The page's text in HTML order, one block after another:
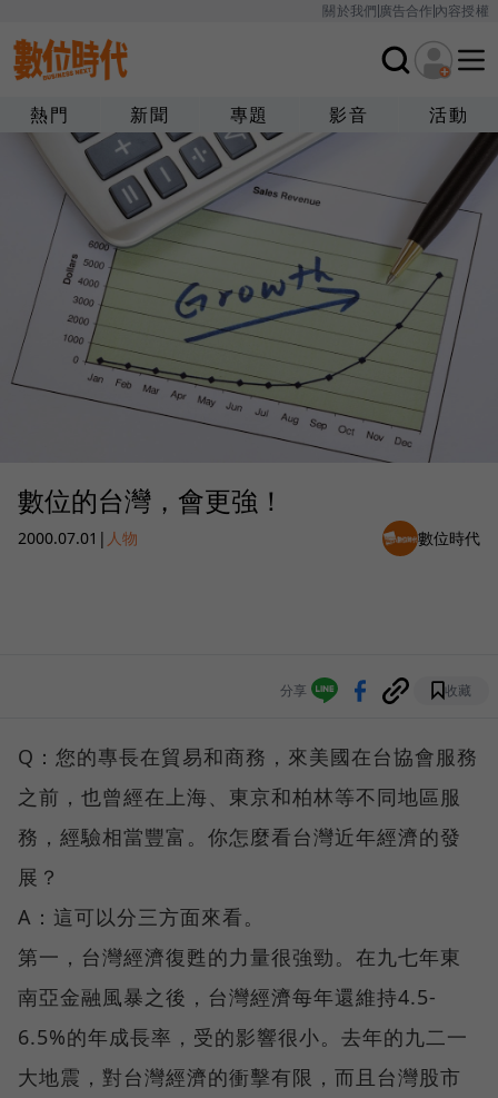
關於我們廣告合作內容授權
熱門 新聞 專題 影音 活動
數位的台灣，會更強！
2000.07.01 | 人物 數位時代
分享 收藏
Q：您的專長在貿易和商務，來美國在台協會服務
之前，也曾經在上海、東京和柏林等不同地區服
務，經驗相當豐富。你怎麼看台灣近年經濟的發
展？
A：這可以分三方面來看。
第一，台灣經濟復甦的力量很強勁。在九七年東
南亞金融風暴之後，台灣經濟每年還維持4.5-
6.5%的年成長率，受的影響很小。去年的九二一
大地震，對台灣經濟的衝擊有限，而且台灣股市